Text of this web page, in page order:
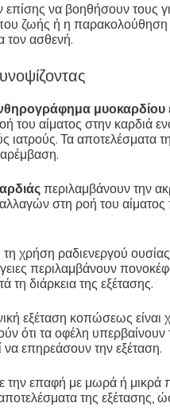
να βοηθήσουν τους
ζωής ή η παρακολούθηση
τον ασθενή.
μυοκαρδίου
αίματος στην καρδιά
ιατρούς. Τα
περιλαμβάνουν την
στη ροή του
χρήση ραδιενεργού
περιλαμβάνουν
τη διάρκεια της εξέτασης.
εξέταση κοπώσεως είναι
ότι τα οφέλη
επηρεάσουν την εξέταση.
την επαφή με μωρά ή μικρά
της εξέτασης,